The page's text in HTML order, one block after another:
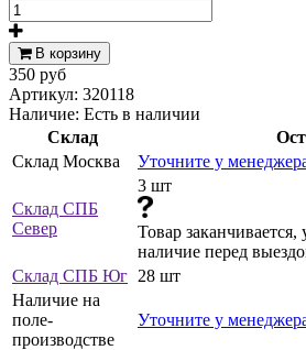
В корзину
350 руб
Артикул: 320118
Наличие: Есть в наличии
Склад
Склад Москва
Уточните у
Склад СПБ
Север
3 шт
Товар
наличие перед
Склад СПБ Юг 28 шт
Наличие на
поле-
производстве
Уточните у